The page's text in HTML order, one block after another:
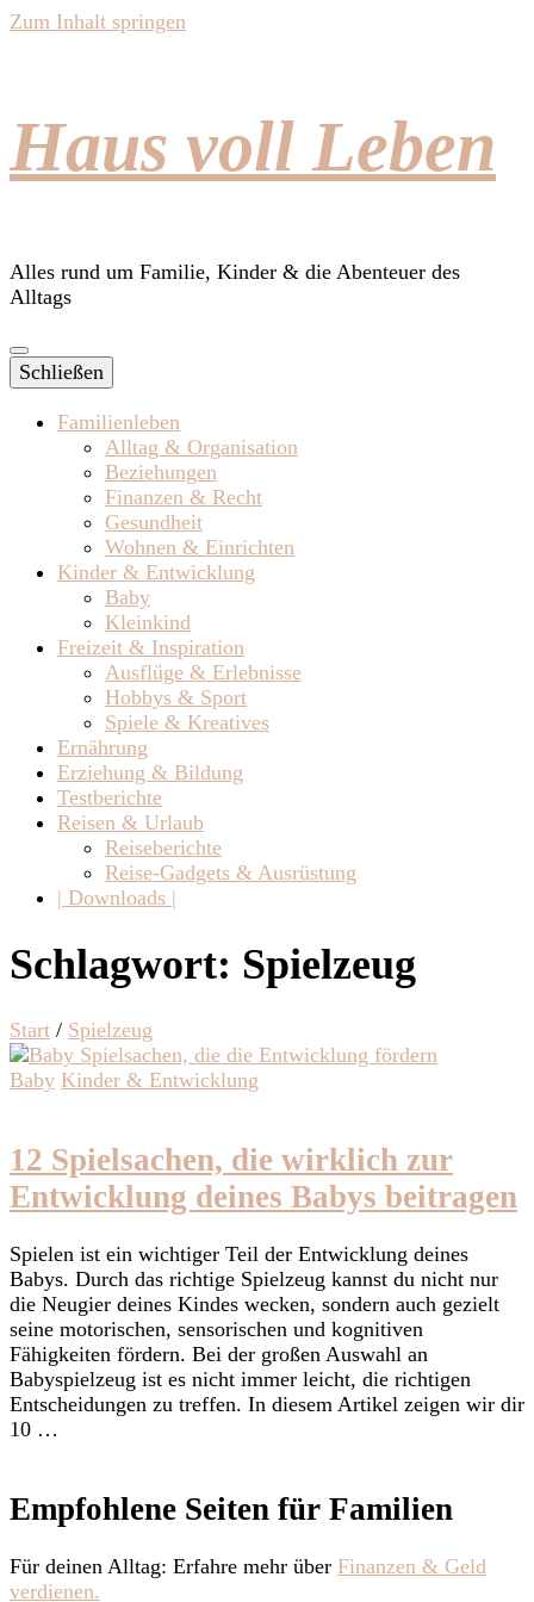
Zum Inhalt springen
Haus voll Leben
Alles rund um Familie, Kinder & die Abenteuer des
Alltags
Schließen
Familienleben
Alltag & Organisation
Beziehungen
Finanzen & Recht
Gesundheit
Wohnen & Einrichten
Kinder & Entwicklung
Baby
Kleinkind
Freizeit & Inspiration
Ausflüge & Erlebnisse
Hobbys & Sport
Spiele & Kreatives
Ernährung
Erziehung & Bildung
Testberichte
Reisen & Urlaub
Reiseberichte
Reise-Gadgets & Ausrüstung
| Downloads |
Schlagwort: Spielzeug
Start / Spielzeug
Baby Kinder & Entwicklung
12 Spielsachen, die wirklich zur
Entwicklung deines Babys beitragen
Spielen ist ein wichtiger Teil der Entwicklung deines
Babys. Durch das richtige Spielzeug kannst du nicht nur
die Neugier deines Kindes wecken, sondern auch gezielt
seine motorischen, sensorischen und kognitiven
Fähigkeiten fördern. Bei der großen Auswahl an
Babyspielzeug ist es nicht immer leicht, die richtigen
Entscheidungen zu treffen. In diesem Artikel zeigen wir dir
10 …
Empfohlene Seiten für Familien
Für deinen Alltag: Erfahre mehr über Finanzen & Geld
verdienen.